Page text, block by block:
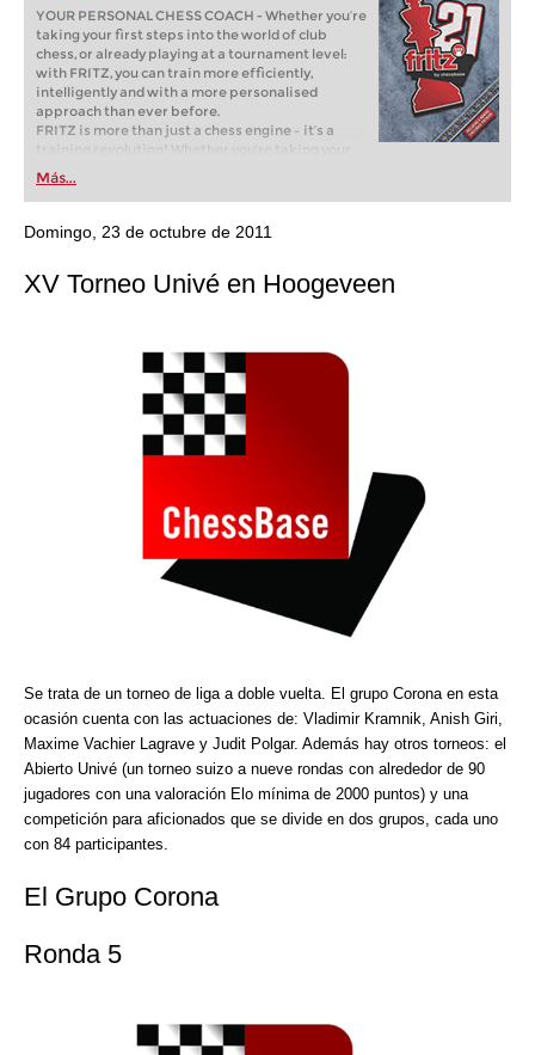
YOUR PERSONAL CHESS COACH - Whether you’re
taking your first steps into the world of club
chess, or already playing at a tournament level:
with FRITZ, you can train more efficiently,
intelligently and with a more personalised
approach than ever before.
FRITZ is more than just a chess engine – it’s a
training revolution! Whether you’re taking your
first steps into the world of club chess, or already
playing at a tournament level: with FRITZ, you can
train more efficiently, intelligently and with a
more personalised approach than ever before.
Más...
Domingo, 23 de octubre de 2011
XV Torneo Univé en Hoogeveen
Se trata de un torneo de liga a doble vuelta. El grupo Corona en esta
ocasión cuenta con las actuaciones de: Vladimir Kramnik, Anish Giri,
Maxime Vachier Lagrave y Judit Polgar. Además hay otros torneos: el
Abierto Univé (un torneo suizo a nueve rondas con alrededor de 90
jugadores con una valoración Elo mínima de 2000 puntos) y una
competición para aficionados que se divide en dos grupos, cada uno
con 84 participantes.
El Grupo Corona
Ronda 5